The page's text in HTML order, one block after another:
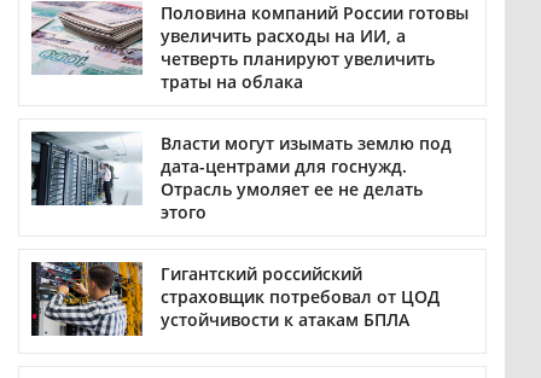
Половина компаний России готовы
увеличить расходы на ИИ, а
четверть планируют увеличить
траты на облака
Власти могут изымать землю под
дата-центрами для госнужд.
Отрасль умоляет ее не делать
этого
Гигантский российский
страховщик потребовал от ЦОД
устойчивости к атакам БПЛА